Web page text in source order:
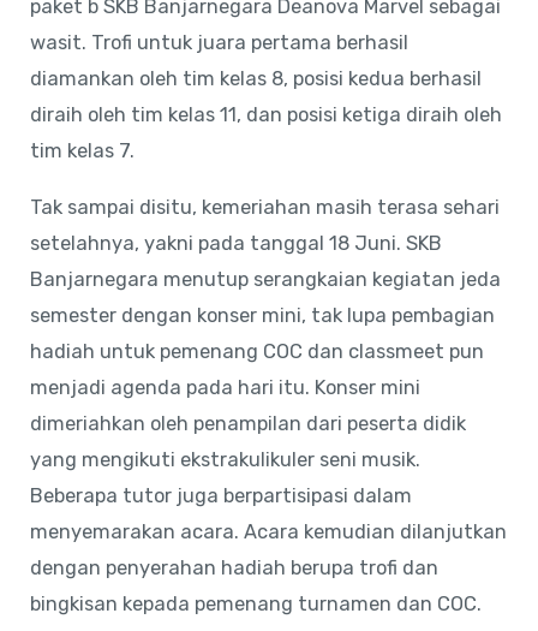
paket b SKB Banjarnegara Deanova Marvel sebagai
wasit. Trofi untuk juara pertama berhasil
diamankan oleh tim kelas 8, posisi kedua berhasil
diraih oleh tim kelas 11, dan posisi ketiga diraih oleh
tim kelas 7.
Tak sampai disitu, kemeriahan masih terasa sehari
setelahnya, yakni pada tanggal 18 Juni. SKB
Banjarnegara menutup serangkaian kegiatan jeda
semester dengan konser mini, tak lupa pembagian
hadiah untuk pemenang COC dan classmeet pun
menjadi agenda pada hari itu. Konser mini
dimeriahkan oleh penampilan dari peserta didik
yang mengikuti ekstrakulikuler seni musik.
Beberapa tutor juga berpartisipasi dalam
menyemarakan acara. Acara kemudian dilanjutkan
dengan penyerahan hadiah berupa trofi dan
bingkisan kepada pemenang turnamen dan COC.